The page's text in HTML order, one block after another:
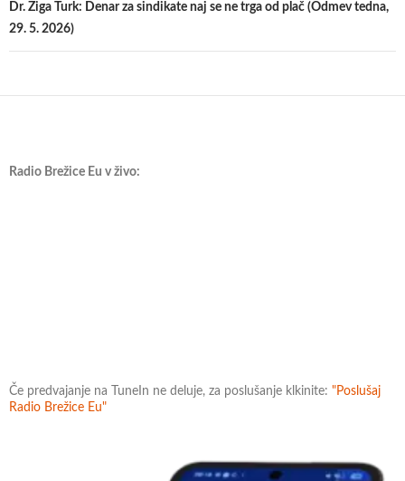
Dr. Žiga Turk: Denar za sindikate naj se ne trga od plač (Odmev tedna,
29. 5. 2026)
Radio Brežice Eu v živo:
Če predvajanje na TuneIn ne deluje, za poslušanje klkinite: "Poslušaj
Radio Brežice Eu"